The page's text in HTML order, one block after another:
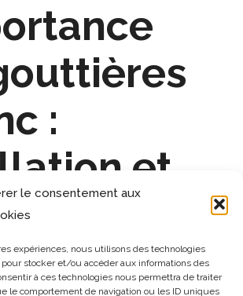
le consentement aux
expériences, nous utilisons des technologies
stocker et/ou accéder aux informations des
à ces technologies nous permettra de traiter
le comportement de navigation ou les ID uniques
:
et